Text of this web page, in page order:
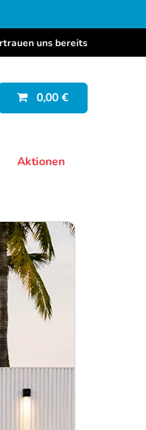
uns bereits
0,00 €
Aktionen